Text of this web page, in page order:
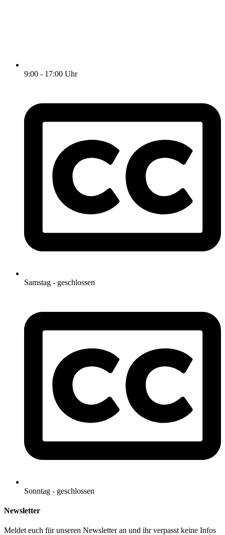
9:00 - 17:00 Uhr
Samstag - geschlossen
Sonntag - geschlossen
Newsletter
Meldet euch für unseren Newsletter an und ihr verpasst keine Infos